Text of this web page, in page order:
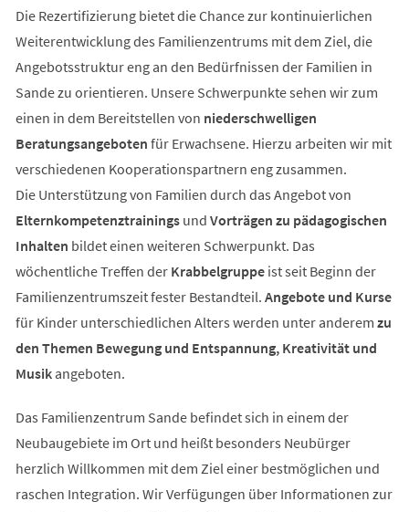
Die Rezertifizierung bietet die Chance zur kontinuierlichen
Weiterentwicklung des Familienzentrums mit dem Ziel, die
Angebotsstruktur eng an den Bedürfnissen der Familien in
Sande zu orientieren. Unsere Schwerpunkte sehen wir zum
einen in dem Bereitstellen von niederschwelligen
Beratungsangeboten für Erwachsene. Hierzu arbeiten wir mit
verschiedenen Kooperationspartnern eng zusammen.
Die Unterstützung von Familien durch das Angebot von
Elternkompetenztrainingsund Vorträgen zu pädagogischen
Inhalten bildet einen weiteren Schwerpunkt. Das
wöchentliche Treffen der Krabbelgruppeist seit Beginn der
Familienzentrumszeit fester Bestandteil. Angebote und Kurse
für Kinder unterschiedlichen Alters werden unter anderem zu
den Themen Bewegung und Entspannung, Kreativität und
Musikangeboten.
Das Familienzentrum Sande befindet sich in einem der
Neubaugebiete im Ort und heißt besonders Neubürger
herzlich Willkommen mit dem Ziel einer bestmöglichen und
raschen Integration. Wir Verfügungen über Informationen zur